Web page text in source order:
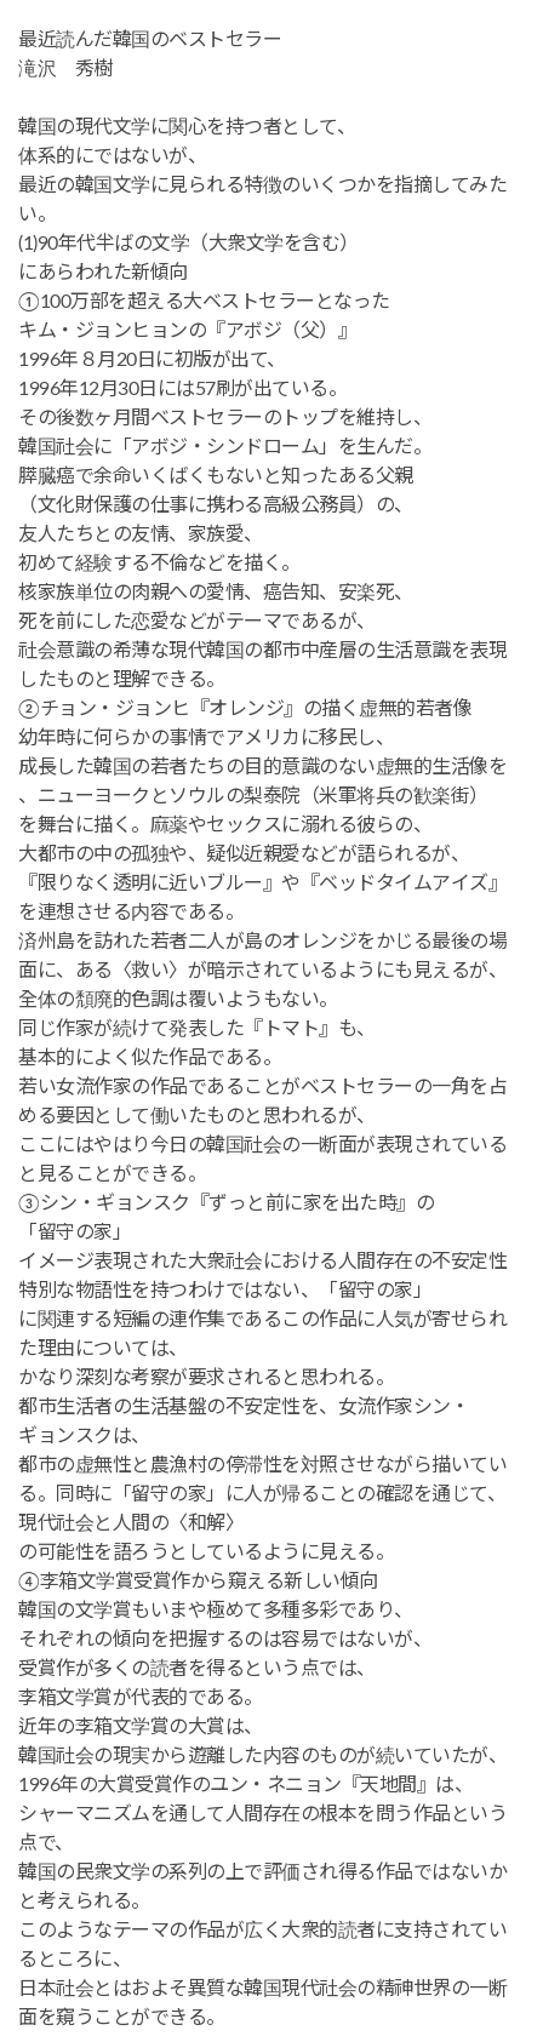
最近読んだ韓国のベストセラー
滝沢 秀樹
韓国の現代文学に関心を持つ者として、
体系的にではないが、
最近の韓国文学に見られる特徴のいくつかを指摘してみた
い。
(1)90年代半ばの文学（大衆文学を含む）
にあらわれた新傾向
①100万部を超える大ベストセラーとなった
キム・ジョンヒョンの『アボジ（父）』
1996年８月20日に初版が出て、
1996年12月30日には57刷が出ている。
その後数ヶ月間ベストセラーのトップを維持し、
韓国社会に「アボジ・シンドローム」を生んだ。
膵臓癌で余命いくばくもないと知ったある父親
（文化財保護の仕事に携わる高級公務員）の、
友人たちとの友情、家族愛、
初めて経験する不倫などを描く。
核家族単位の肉親への愛情、癌告知、安楽死、
死を前にした恋愛などがテーマであるが、
社会意識の希薄な現代韓国の都市中産層の生活意識を表現
したものと理解できる。
②チョン・ジョンヒ『オレンジ』の描く虚無的若者像
幼年時に何らかの事情でアメリカに移民し、
成長した韓国の若者たちの目的意識のない虚無的生活像を
、ニューヨークとソウルの梨泰院（米軍将兵の歓楽街）
を舞台に描く。麻薬やセックスに溺れる彼らの、
大都市の中の孤独や、疑似近親愛などが語られるが、
『限りなく透明に近いブルー』や『ベッドタイムアイズ』
を連想させる内容である。
済州島を訪れた若者二人が島のオレンジをかじる最後の場
面に、ある〈救い〉が暗示されているようにも見えるが、
全体の頽廃的色調は覆いようもない。
同じ作家が続けて発表した『トマト』も、
基本的によく似た作品である。
若い女流作家の作品であることがベストセラーの一角を占
める要因として働いたものと思われるが、
ここにはやはり今日の韓国社会の一断面が表現されている
と見ることができる。
③シン・ギョンスク『ずっと前に家を出た時』の
「留守の家」
イメージ表現された大衆社会における人間存在の不安定性
特別な物語性を持つわけではない、「留守の家」
に関連する短編の連作集であるこの作品に人気が寄せられ
た理由については、
かなり深刻な考察が要求されると思われる。
都市生活者の生活基盤の不安定性を、女流作家シン・
ギョンスクは、
都市の虚無性と農漁村の停滞性を対照させながら描いてい
る。同時に「留守の家」に人が帰ることの確認を通じて、
現代社会と人間の〈和解〉
の可能性を語ろうとしているように見える。
④李箱文学賞受賞作から窺える新しい傾向
韓国の文学賞もいまや極めて多種多彩であり、
それぞれの傾向を把握するのは容易ではないが、
受賞作が多くの読者を得るという点では、
李箱文学賞が代表的である。
近年の李箱文学賞の大賞は、
韓国社会の現実から遊離した内容のものが続いていたが、
1996年の大賞受賞作のユン・ネニョン『天地間』は、
シャーマニズムを通して人間存在の根本を問う作品という
点で、
韓国の民衆文学の系列の上で評価され得る作品ではないか
と考えられる。
このようなテーマの作品が広く大衆的読者に支持されてい
るところに、
日本社会とはおよそ異質な韓国現代社会の精神世界の一断
面を窺うことができる。